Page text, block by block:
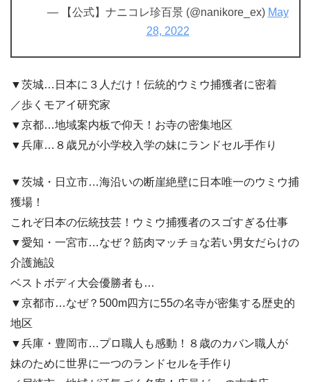
— 【公式】ナニコレ珍百景 (@nanikore_ex) May
28, 2022
▼茨城…日本に３人だけ！伝統的ウミウ捕獲者に密着
／歩くモアイ研究家
▼京都…地域案内板で仰天！お寺の密集地区
▼兵庫…８歳兄が小学校入学の妹にランドセル手作り
▼茨城・日立市…海沿いの断崖絶壁に日本唯一のウミウ捕
獲場！
これぞ日本の伝統技芸！ウミウ捕獲者のスゴすぎる仕事
▼愛知・一宮市…なぜ？筋肉マッチョな若い男女だらけの
介護施設
ベストボディ大会優勝者も…
▼京都市…なぜ？500m四方に55の名寺が密集する歴史的
地区
▼兵庫・豊岡市…プロ職人も感動！８歳のカバン職人が
妹のために世界に一つのランドセルを手作り